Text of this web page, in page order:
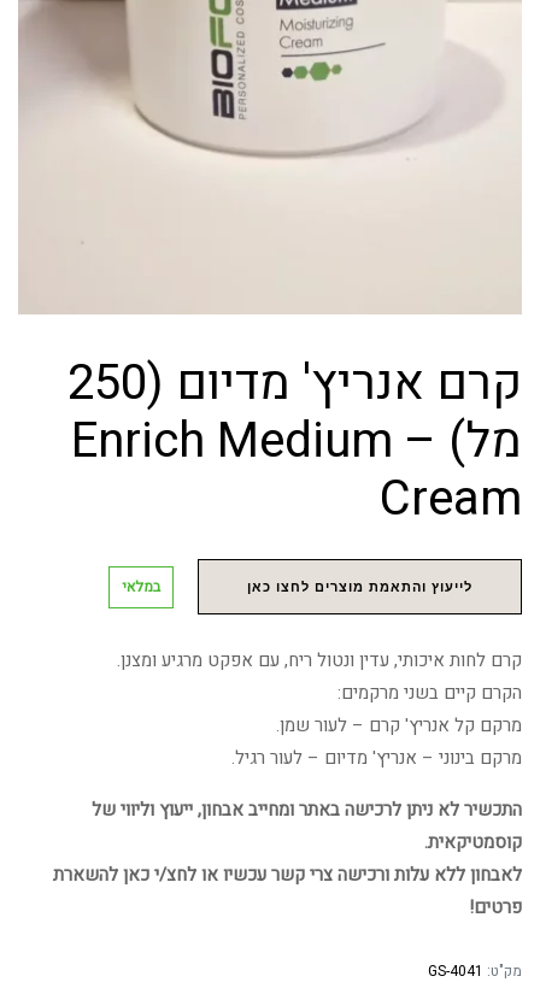
קרם אנריץ' מדיום (250
מל) – Enrich Medium
Cream
לייעוץ והתאמת מוצרים לחצו כאן במלאי
קרם לחות איכותי, עדין ונטול ריח, עם אפקט מרגיע ומצנן.
הקרם קיים בשני מרקמים:
מרקם קל אנריץ' קרם – לעור שמן.
מרקם בינוני – אנריץ' מדיום – לעור רגיל.
התכשיר לא ניתן לרכישה באתר ומחייב אבחון, ייעוץ וליווי של
קוסמטיקאית.
לאבחון ללא עלות ורכישה צרי קשר עכשיו או לחצ/י כאן להשארת
פרטים!
מק"ט: GS-4041